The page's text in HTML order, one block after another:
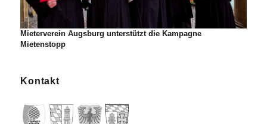
Mieterverein Augsburg unterstützt die Kampagne
Mietenstopp
Kontakt